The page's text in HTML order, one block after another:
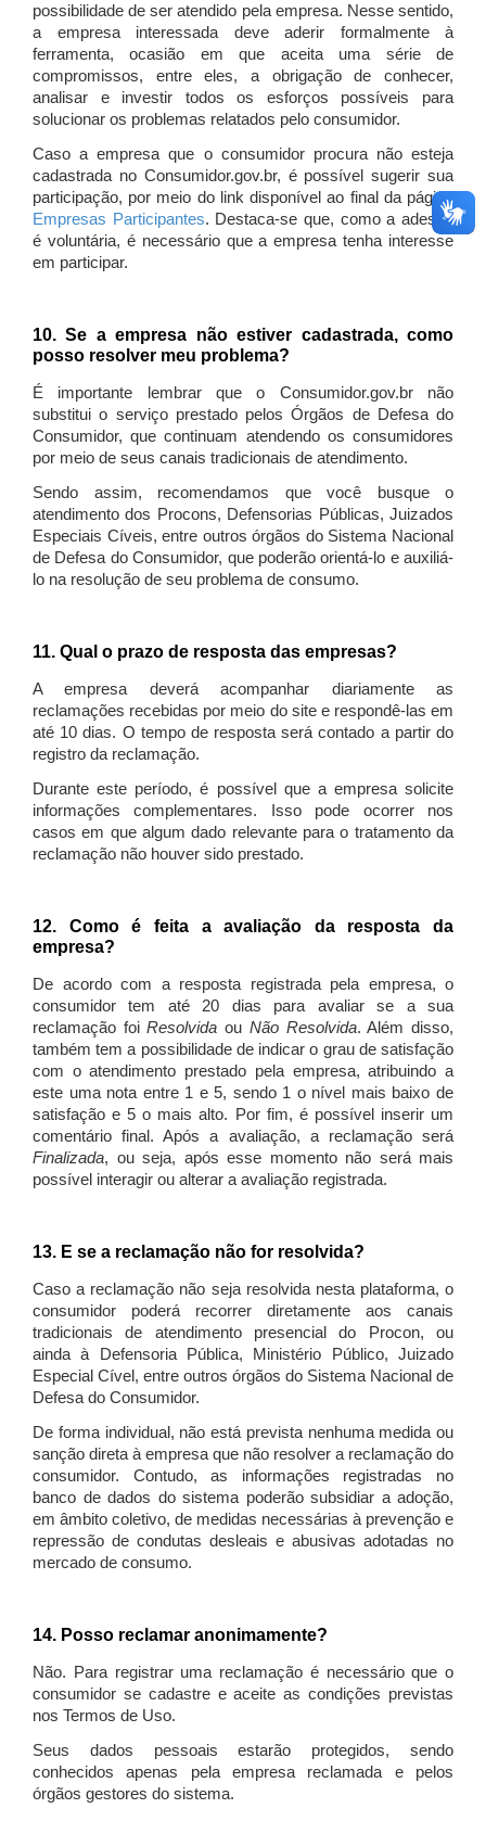
possibilidade de ser atendido pela empresa. Nesse sentido,
a empresa interessada deve aderir formalmente à
ferramenta, ocasião em que aceita uma série de
compromissos, entre eles, a obrigação de conhecer,
analisar e investir todos os esforços possíveis para
solucionar os problemas relatados pelo consumidor.
Caso a empresa que o consumidor procura não esteja
cadastrada no Consumidor.gov.br, é possível sugerir sua
participação, por meio do link disponível ao final da página
Empresas Participantes. Destaca-se que, como a adesão
é voluntária, é necessário que a empresa tenha interesse
em participar.
10. Se a empresa não estiver cadastrada, como
posso resolver meu problema?
É importante lembrar que o Consumidor.gov.br não
substitui o serviço prestado pelos Órgãos de Defesa do
Consumidor, que continuam atendendo os consumidores
por meio de seus canais tradicionais de atendimento.
Sendo assim, recomendamos que você busque o
atendimento dos Procons, Defensorias Públicas, Juizados
Especiais Cíveis, entre outros órgãos do Sistema Nacional
de Defesa do Consumidor, que poderão orientá-lo e auxiliá-
lo na resolução de seu problema de consumo.
11. Qual o prazo de resposta das empresas?
A empresa deverá acompanhar diariamente as
reclamações recebidas por meio do site e respondê-las em
até 10 dias. O tempo de resposta será contado a partir do
registro da reclamação.
Durante este período, é possível que a empresa solicite
informações complementares. Isso pode ocorrer nos
casos em que algum dado relevante para o tratamento da
reclamação não houver sido prestado.
12. Como é feita a avaliação da resposta da
empresa?
De acordo com a resposta registrada pela empresa, o
consumidor tem até 20 dias para avaliar se a sua
reclamação foiResolvida ou Não Resolvida. Além disso,
também tem a possibilidade de indicar o grau de satisfação
com o atendimento prestado pela empresa, atribuindo a
este uma nota entre 1 e 5, sendo 1 o nível mais baixo de
satisfação e 5 o mais alto. Por fim, é possível inserir um
comentário final. Após a avaliação, a reclamação será
Finalizada, ou seja, após esse momento não será mais
possível interagir ou alterar a avaliação registrada.
13. E se a reclamação não for resolvida?
Caso a reclamação não seja resolvida nesta plataforma, o
consumidor poderá recorrer diretamente aos canais
tradicionais de atendimento presencial do Procon, ou
ainda à Defensoria Pública, Ministério Público, Juizado
Especial Cível, entre outros órgãos do Sistema Nacional de
Defesa do Consumidor.
De forma individual, não está prevista nenhuma medida ou
sanção direta à empresa que não resolver a reclamação do
consumidor. Contudo, as informações registradas no
banco de dados do sistema poderão subsidiar a adoção,
em âmbito coletivo, de medidas necessárias à prevenção e
repressão de condutas desleais e abusivas adotadas no
mercado de consumo.
14. Posso reclamar anonimamente?
Não. Para registrar uma reclamação é necessário que o
consumidor se cadastre e aceite as condições previstas
nos Termos de Uso.
Seus dados pessoais estarão protegidos, sendo
conhecidos apenas pela empresa reclamada e pelos
órgãos gestores do sistema.